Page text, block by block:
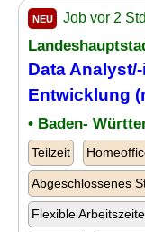
NEU Job vor 2
Data
Entwicklung
• Baden-
Teilzeit
Abgeschlossenes
Flexible